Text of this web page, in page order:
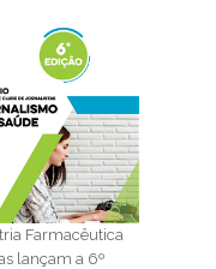
Farmacêutica
lançam a 6º